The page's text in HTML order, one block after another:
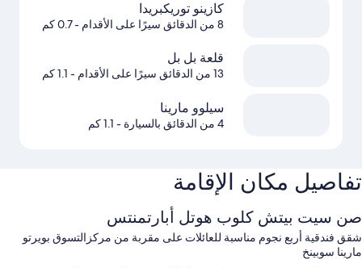
كازينو توريكبريدا
8 من الدقائق سيرًا على الأقدام - 0.7 كم
قلعة بل بل
13 من الدقائق سيرًا على الأقدام - 1.1 كم
سيلوو مارينا
4 من الدقائق بالسيارة - 1.1 كم
تفاصيل مكان الإقامة
صن سيت بيتش كلوب هوتل أبارتمنتس
شقق فندقية أربع نجوم مناسبة للعائلات على مقربة من مركزالتسوق بويرتو
مارينا سوبينخ